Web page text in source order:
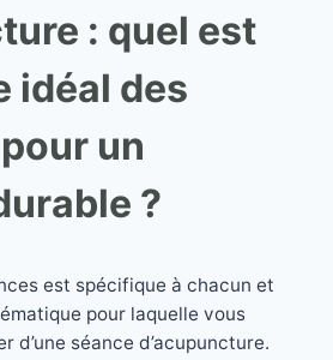
: quel est
idéal des
un
?
est spécifique à chacun et
pour laquelle vous
d’une séance d’acupuncture.